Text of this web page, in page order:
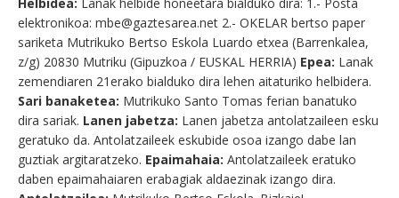
elektronikoa: mbe@gaztesarea.net 2.- OKELAR bertso paper
sariketa Mutrikuko Bertso Eskola Luardo etxea (Barrenkalea,
z/g) 20830 Mutriku (Gipuzkoa / EUSKAL HERRIA) Epea: Lanak
zemendiaren 21erako bialduko dira lehen aitaturiko helbidera.
Sari banaketea: Mutrikuko Santo Tomas ferian banatuko
dira sariak. Lanen jabetza: Lanen jabetza antolatzaileen esku
geratuko da. Antolatzaileek eskubide osoa izango dabe lan
guztiak argitaratzeko. Epaimahaia: Antolatzaileek eratuko
daben epaimahaiaren erabagiak aldaezinak izango dira.